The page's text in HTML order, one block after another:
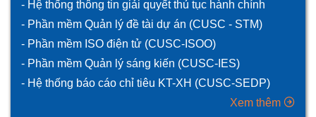
- Hệ thống thông tin giải quyết thủ tục hành chính
- Phần mềm Quản lý đề tài dự án (CUSC - STM)
- Phần mềm ISO điện tử (CUSC-ISOO)
- Phần mềm Quản lý sáng kiến (CUSC-IES)
- Hệ thống báo cáo chỉ tiêu KT-XH (CUSC-SEDP)
Xem thêm